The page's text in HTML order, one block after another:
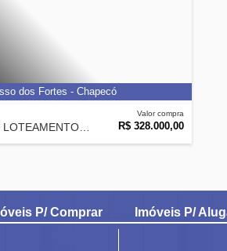
TERRENOS NO LOTEAMENTO WALVILLE III
Valor compra
R$ 328.000,00
dos Fortes - Chapecó
P/ Comprar Imóveis P/